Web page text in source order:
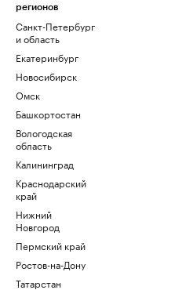
регионов
Санкт-Петербург
и область
Екатеринбург
Новосибирск
Омск
Башкортостан
Вологодская
область
Калининград
Краснодарский
край
Нижний
Новгород
Пермский край
Ростов-на-Дону
Татарстан